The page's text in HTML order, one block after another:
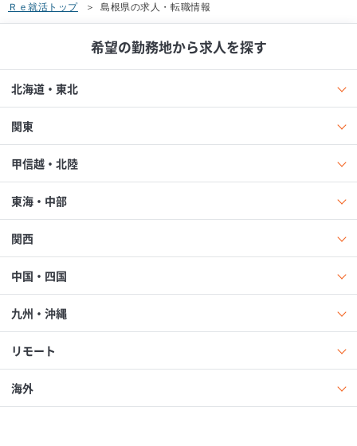
Ｒｅ就活トップ 島根県の求人・転職情報
希望の勤務地から求人を探す
北海道・東北
関東
甲信越・北陸
東海・中部
関西
中国・四国
九州・沖縄
リモート
海外